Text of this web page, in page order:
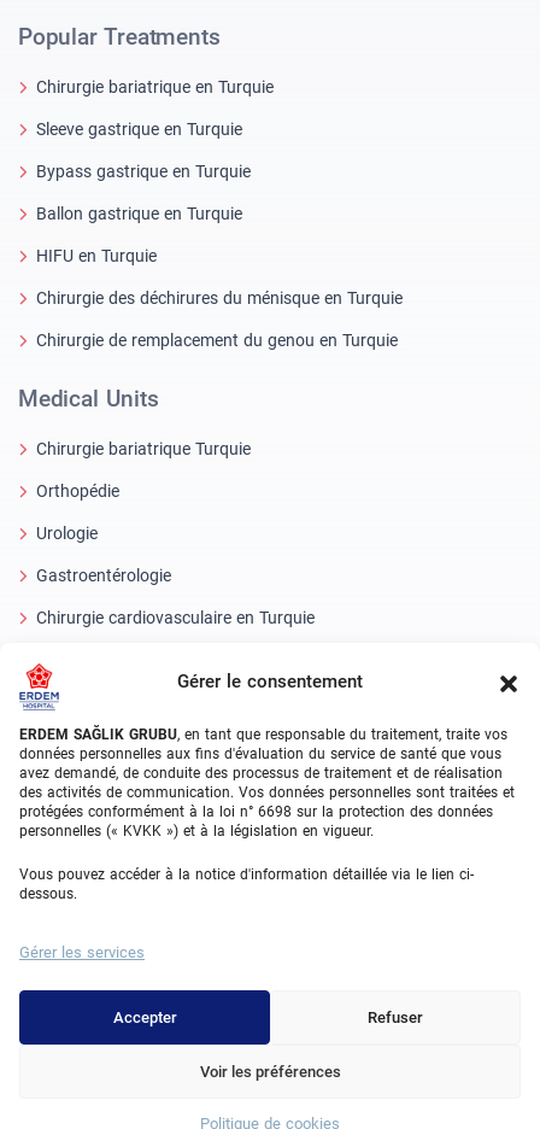
Gérer le consentement
ERDEM SAĞLIK GRUBU, en tant que responsable du traitement, traite vos
données personnelles aux fins d'évaluation du service de santé que vous
avez demandé, de conduite des processus de traitement et de réalisation
des activités de communication. Vos données personnelles sont traitées et
protégées conformément à la loi n° 6698 sur la protection des données
personnelles (« KVKK ») et à la législation en vigueur.
Vous pouvez accéder à la notice d'information détaillée via le lien ci-
dessous.
Gérer les services
Accepter Refuser
Voir les préférences
Politique de cookies
Popular Treatments
Chirurgie bariatrique en Turquie
Sleeve gastrique en Turquie
Bypass gastrique en Turquie
Ballon gastrique en Turquie
HIFU en Turquie
Chirurgie des déchirures du ménisque en Turquie
Chirurgie de remplacement du genou en Turquie
Medical Units
Chirurgie bariatrique Turquie
Orthopédie
Urologie
Gastroentérologie
Chirurgie cardiovasculaire en Turquie
Chirurgie plastique
Traitements de greffe de cheveux
Soins dentaires en Turquie
Oeil laser
About Erdem
À propos de nous